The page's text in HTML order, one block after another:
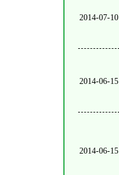
2014-07-10
2014-06-15
2014-06-15